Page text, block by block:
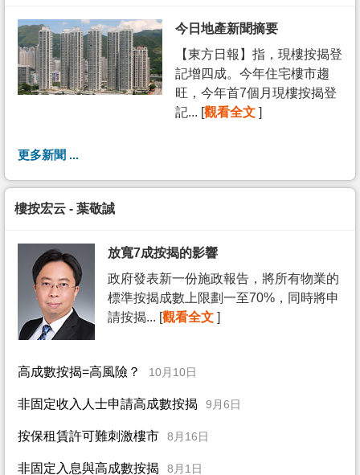
今日地產新聞摘要
【東方日報】指，現樓按揭登
記增四成。今年住宅樓市趨
旺，今年首7個月現樓按揭登
記... [觀看全文 ]
更多新聞 ...
樓按宏云 - 葉敬誠
放寬7成按揭的影響
政府發表新一份施政報告，將所有物業的
標準按揭成數上限劃一至70%，同時將申
請按揭... [觀看全文 ]
高成數按揭=高風險？ 10月10日
非固定收入人士申請高成數按揭 9月6日
按保租賃許可難刺激樓市 8月16日
非固定入息與高成數按揭 8月1日